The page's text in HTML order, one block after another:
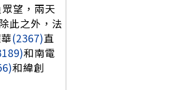
望，兩天
此之外，法
(2367)直
和南電
和緯創